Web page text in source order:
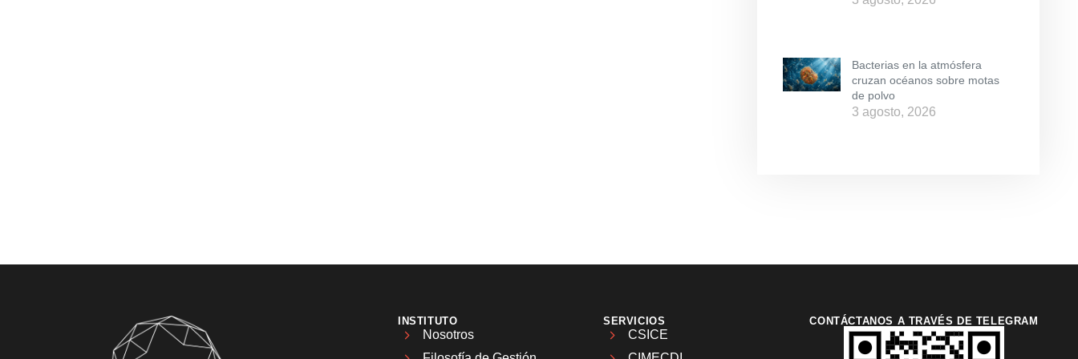
Bacterias en la atmósfera
cruzan océanos sobre motas
de polvo
3 agosto, 2026
INSTITUTO
Nosotros
SERVICIOS
CSICE
CONTÁCTANOS A TRAVÉS DE TELEGRAM